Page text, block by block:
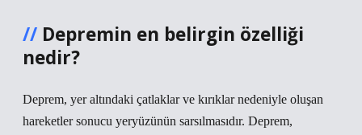
Depremin en belirgin özelliği
nedir?
Deprem, yer altındaki çatlaklar ve kırıklar nedeniyle oluşan
hareketler sonucu yeryüzünün sarsılmasıdır. Deprem,